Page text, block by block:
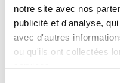
notre site avec nos
publicité et d'analyse,
avec d'autres
ou qu'ils ont collectées